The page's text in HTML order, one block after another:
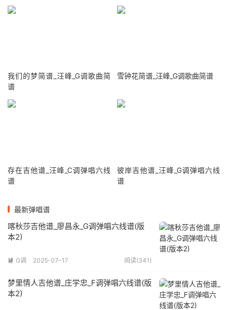
我们的梦简谱_汪峰_G调歌曲简
谱
雪钟花简谱_汪峰_G调歌曲简谱
存在吉他谱_汪峰_C调弹唱六线
谱
彼岸吉他谱_汪峰_G调弹唱六线
谱
最新弹唱谱
喀秋莎吉他谱_廖昌永_G调弹唱六线谱(版
本2)
 G调 2025-07-17 阅读(341)
梦里情人吉他谱_庄学忠_F调弹唱六线谱(版
本2)